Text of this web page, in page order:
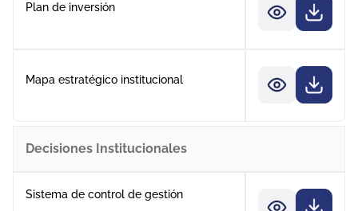
Plan de inversión
Mapa estratégico institucional
Decisiones Institucionales
Sistema de control de gestión